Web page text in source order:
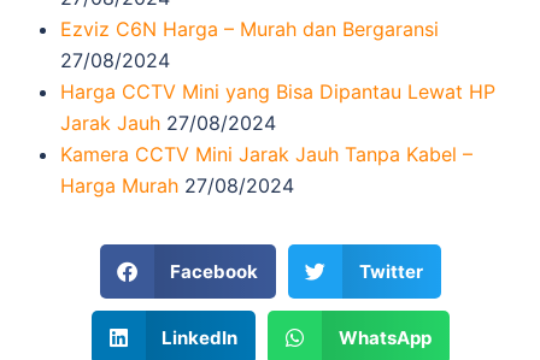
Ezviz C6N Harga – Murah dan Bergaransi
27/08/2024
Harga CCTV Mini yang Bisa Dipantau Lewat HP
Jarak Jauh 27/08/2024
Kamera CCTV Mini Jarak Jauh Tanpa Kabel –
Harga Murah 27/08/2024
Facebook Twitter
LinkedIn WhatsApp